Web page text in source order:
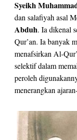
Syeikh
dan salafiyah asal
Abduh. Ia dikenal
Qur’an. Ia banyak
menafsirkan Al-
selektif dalam
peroleh
menerangkan